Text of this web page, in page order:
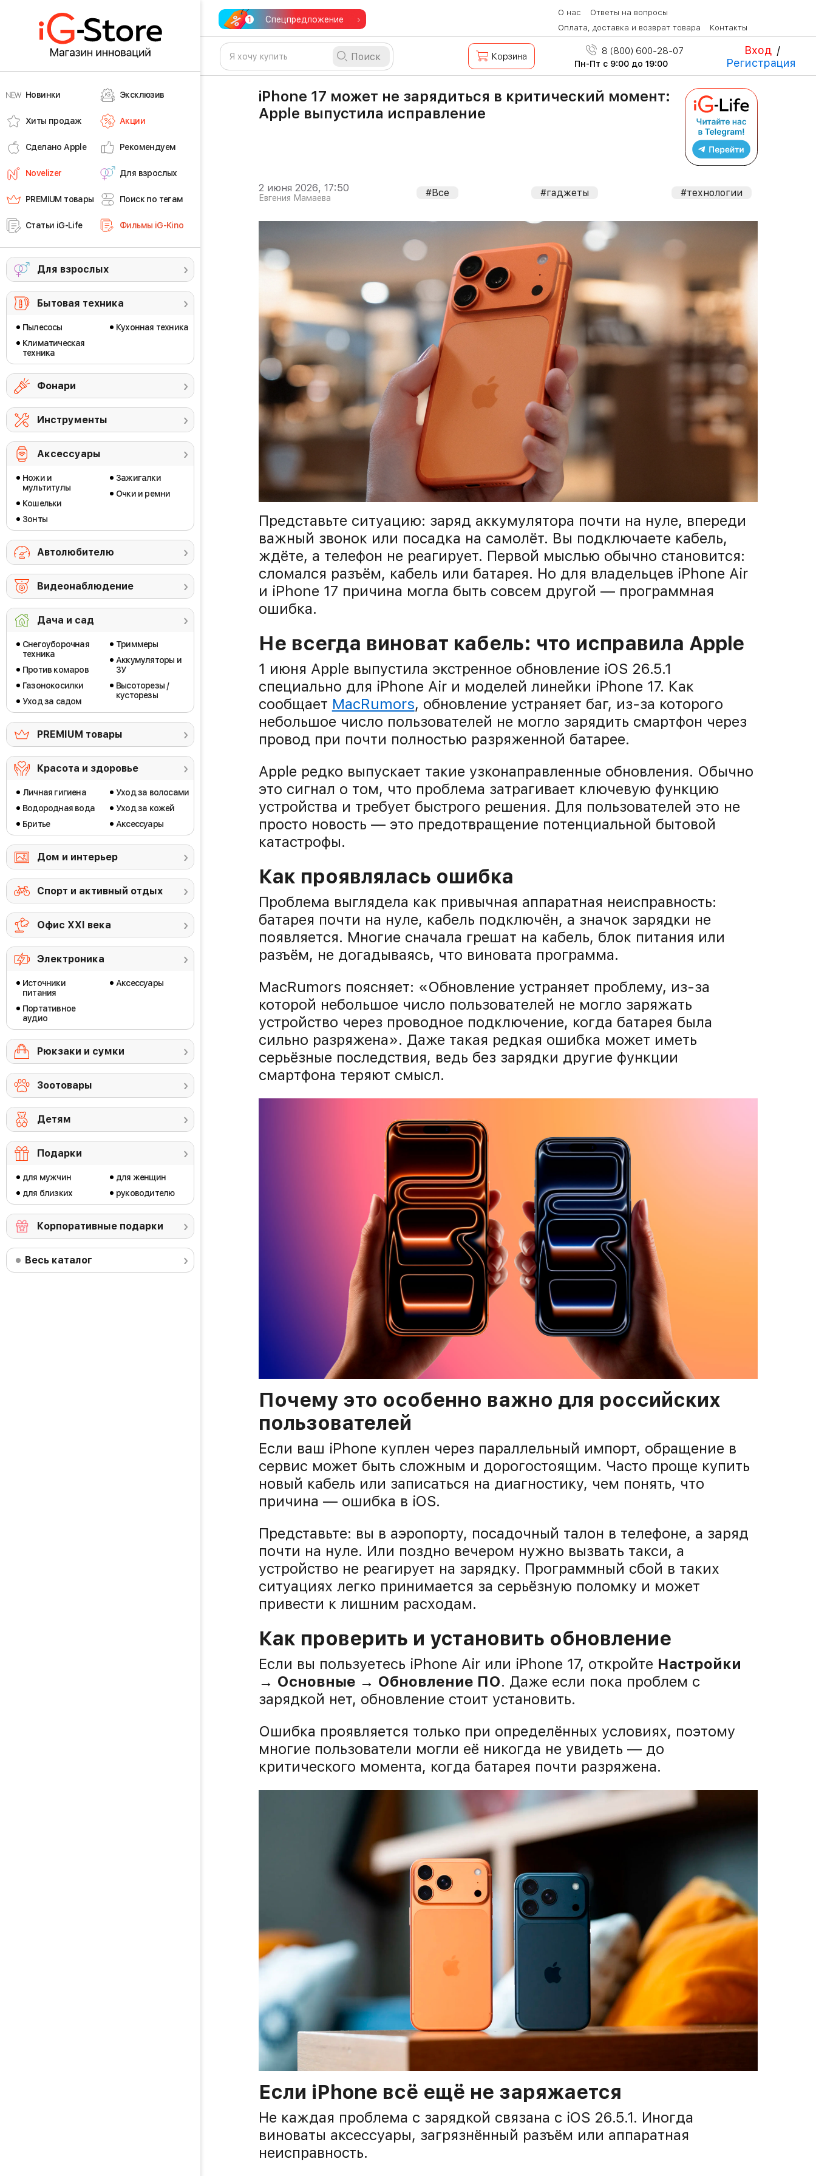
Новинки Эксклюзив
Хиты продаж Акции
Сделано Apple Рекомендуем
Novelizer Для взрослых
PREMIUM товары Поиск по тегам
Статьи iG-Life Фильмы iG-Kino
Для взрослых
Бытовая техника
Пылесосы
Климатическая
техника
Кухонная техника
Фонари
Инструменты
Аксессуары
Ножи и
мультитулы
Кошельки
Зонты
Зажигалки
Очки и ремни
Автолюбителю
Видеонаблюдение
Дача и сад
Снегоуборочная
техника
Против комаров
Газонокосилки
Уход за садом
Триммеры
Аккумуляторы и
ЗУ
Высоторезы /
кусторезы
PREMIUM товары
Красота и здоровье
Личная гигиена
Водородная вода
Бритье
Уход за волосами
Уход за кожей
Аксессуары
Дом и интерьер
Спорт и активный отдых
Офис ХХI века
Электроника
Источники
питания
Портативное
аудио
Аксессуары
Рюкзаки и сумки
Зоотовары
Детям
Подарки
для мужчин
для близких
для женщин
руководителю
Корпоративные подарки
Весь каталог
Спецпредложение
О нас
Ответы на вопросы
Оплата, доставка и возврат товара
Контакты
Поиск Корзина 8 (800) 600-28-07
Пн-Пт с 9:00 до 19:00
Вход /
Регистрация
iPhone 17 может не зарядиться в критический момент:
Apple выпустила исправление
2 июня 2026, 17:50
Евгения Мамаева #Все #гаджеты #технологии
Представьте ситуацию: заряд аккумулятора почти на нуле, впереди
важный звонок или посадка на самолёт. Вы подключаете кабель,
ждёте, а телефон не реагирует. Первой мыслью обычно становится:
сломался разъём, кабель или батарея. Но для владельцев iPhone Air
и iPhone 17 причина могла быть совсем другой — программная
ошибка.
Не всегда виноват кабель: что исправила Apple
1 июня Apple выпустила экстренное обновление iOS 26.5.1
специально для iPhone Air и моделей линейки iPhone 17. Как
сообщает MacRumors, обновление устраняет баг, из-за которого
небольшое число пользователей не могло зарядить смартфон через
провод при почти полностью разряженной батарее.
Apple редко выпускает такие узконаправленные обновления. Обычно
это сигнал о том, что проблема затрагивает ключевую функцию
устройства и требует быстрого решения. Для пользователей это не
просто новость — это предотвращение потенциальной бытовой
катастрофы.
Как проявлялась ошибка
Проблема выглядела как привычная аппаратная неисправность:
батарея почти на нуле, кабель подключён, а значок зарядки не
появляется. Многие сначала грешат на кабель, блок питания или
разъём, не догадываясь, что виновата программа.
MacRumors поясняет: «Обновление устраняет проблему, из-за
которой небольшое число пользователей не могло заряжать
устройство через проводное подключение, когда батарея была
сильно разряжена». Даже такая редкая ошибка может иметь
серьёзные последствия, ведь без зарядки другие функции
смартфона теряют смысл.
Почему это особенно важно для российских
пользователей
Если ваш iPhone куплен через параллельный импорт, обращение в
сервис может быть сложным и дорогостоящим. Часто проще купить
новый кабель или записаться на диагностику, чем понять, что
причина — ошибка в iOS.
Представьте: вы в аэропорту, посадочный талон в телефоне, а заряд
почти на нуле. Или поздно вечером нужно вызвать такси, а
устройство не реагирует на зарядку. Программный сбой в таких
ситуациях легко принимается за серьёзную поломку и может
привести к лишним расходам.
Как проверить и установить обновление
Если вы пользуетесь iPhone Air или iPhone 17, откройте Настройки
→ Основные → Обновление ПО. Даже если пока проблем с
зарядкой нет, обновление стоит установить.
Ошибка проявляется только при определённых условиях, поэтому
многие пользователи могли её никогда не увидеть — до
критического момента, когда батарея почти разряжена.
Если iPhone всё ещё не заряжается
Не каждая проблема с зарядкой связана с iOS 26.5.1. Иногда
виноваты аксессуары, загрязнённый разъём или аппаратная
неисправность.